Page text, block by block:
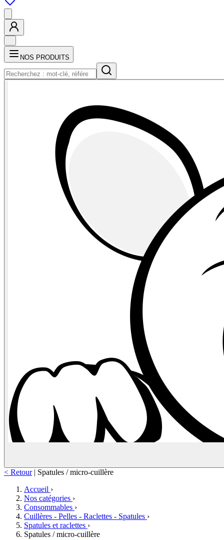
NOS PRODUITS
< Retour | Spatules / micro-cuillère
Accueil ›
Nos catégories ›
Consommables ›
Cuillères - Pelles - Raclettes - Spatules ›
Spatules et raclettes ›
Spatules / micro-cuillère